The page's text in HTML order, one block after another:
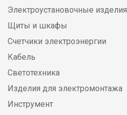
Электроустановочные изделия
Щиты и шкафы
Счетчики электроэнергии
Кабель
Светотехника
Изделия для электромонтажа
Инструмент